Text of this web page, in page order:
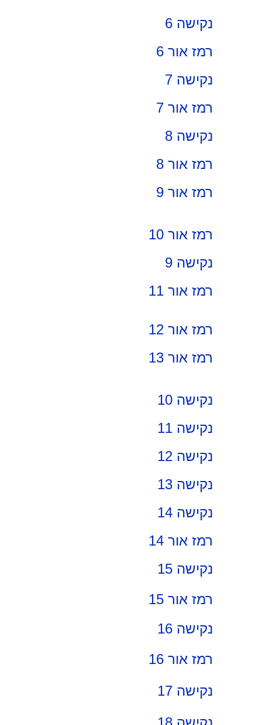
נקישה 6
רמז אור 6
נקישה 7
רמז אור 7
נקישה 8
רמז אור 8
רמז אור 9
רמז אור 10
נקישה 9
רמז אור 11
רמז אור 12
רמז אור 13
נקישה 10
נקישה 11
נקישה 12
נקישה 13
נקישה 14
רמז אור 14
נקישה 15
רמז אור 15
נקישה 16
רמז אור 16
נקישה 17